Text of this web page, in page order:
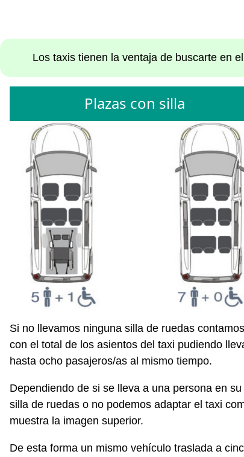
Los taxis tienen la ventaja de buscarte en
Plazas con silla
Si no llevamos ninguna silla de ruedas contamos
con el total de los asientos del taxi pudiendo
hasta ocho pasajeros/as al mismo tiempo.
Dependiendo de si se lleva a una persona en su
silla de ruedas o no podemos adaptar el taxi
muestra la imagen superior.
De esta forma un mismo vehículo traslada a